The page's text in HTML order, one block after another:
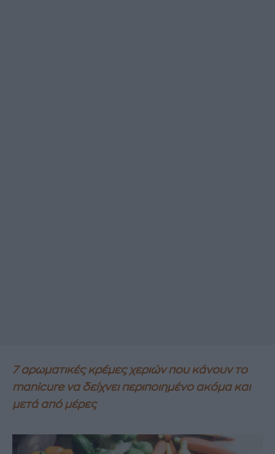
7 αρωματικές κρέμες χεριών που κάνουν το
manicure να δείχνει περιποιημένο ακόμα και
μετά από μέρες